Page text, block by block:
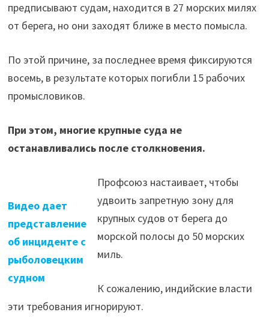
предписывают судам, находится в 27 морских милях
от берега, но они заходят ближе в место помысла.
По этой причине, за последнее время фиксируются
восемь, в результате которых погибли 15 рабочих
промысловиков.
При этом, многие крупные суда не
останавливались после столкновения.
Видео дает
представление
об инциденте с
рыболовецким
судном
Профсоюз настаивает, чтобы
удвоить запретную зону для
крупных судов от берега до
морской полосы до 50 морских
миль.
К сожалению, индийские власти
эти требования игнорируют.